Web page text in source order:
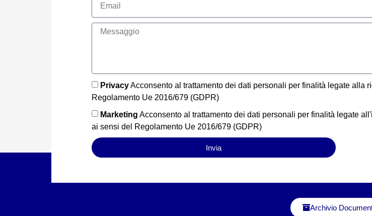
PrivacyAcconsento al trattamento dei dati personali per finalità legate alla
Regolamento Ue 2016/679 (GDPR)
Marketing Acconsento al trattamento dei dati personali per finalità legate
ai sensi del Regolamento Ue 2016/679 (GDPR)
Invia
Archivio